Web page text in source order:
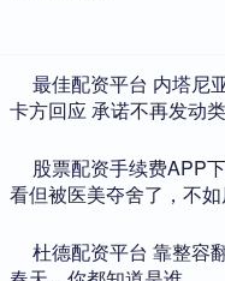
最佳配资平台 内塔尼
卡方回应 承诺不再发动
股票配资手续费APP
看但被医美夺舍了，不
杜德配资平台 靠整容